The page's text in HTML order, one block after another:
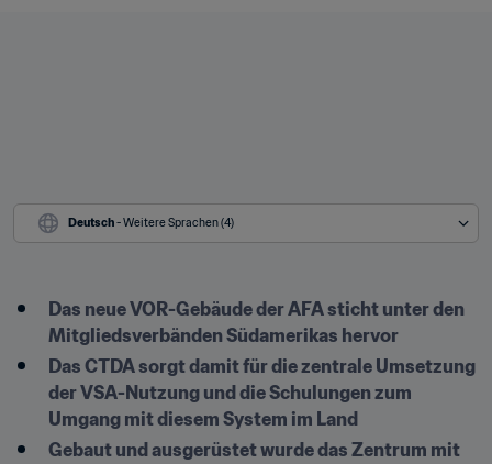
Deutsch - Weitere Sprachen (4)
Das neue VOR-Gebäude der AFA sticht unter den
Mitgliedsverbänden Südamerikas hervor
Das CTDA sorgt damit für die zentrale Umsetzung
der VSA-Nutzung und die Schulungen zum
Umgang mit diesem System im Land
Gebaut und ausgerüstet wurde das Zentrum mit